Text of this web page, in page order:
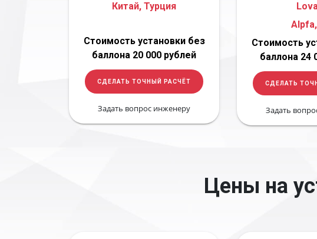
Китай, Турция
Стоимость установки без
баллона 20 000 рублей
СДЕЛАТЬ ТОЧНЫЙ РАСЧЁТ
Задать вопрос инженеру
Стоимость
баллона 24
СДЕЛАТЬ
Задать
Цены на